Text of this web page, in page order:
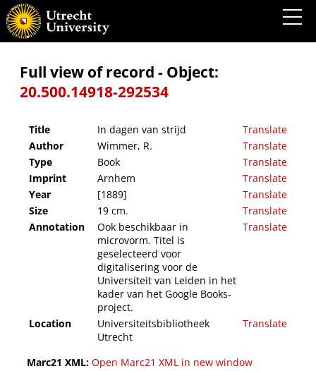
In dagen van strijd
Full view of record - Object:
20.500.14918-292534
Title In dagen van strijd
Translate
Author
Wimmer, R.
Translate
Type
Book
Translate
Imprint
Arnhem
Translate
Year
[1889]
Translate
Size
19 cm.
Translate
Annotation
Ook beschikbaar in
microvorm. Titel is
geselecteerd voor
digitalisering voor de
Universiteit van Leiden in het
kader van het Google Books-
project.
Translate
Location
Universiteitsbibliotheek
Utrecht
Translate
Marc21 XML: Open Marc21 XML in new window